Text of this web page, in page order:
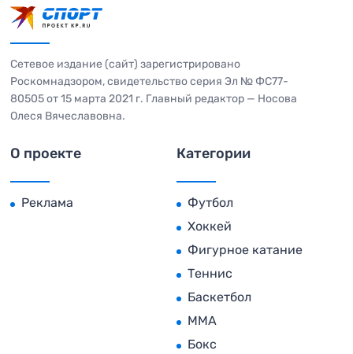
Сетевое издание (сайт) зарегистрировано
Роскомнадзором, свидетельство серия Эл № ФС77-
80505 от 15 марта 2021 г. Главный редактор — Носова
Олеся Вячеславовна.
О проекте
Реклама
Категории
Футбол
Хоккей
Фигурное катание
Теннис
Баскетбол
MMA
Бокс